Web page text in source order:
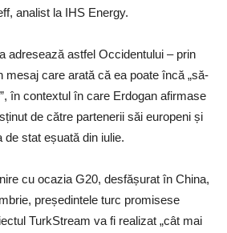
analist la IHS Energy.
adresează astfel Occidentului – prin
mesaj care arată că ea poate încă „să-
în contextul în care Erdogan afirmase
de către partenerii săi europeni și
stat eșuată din iulie.
cu ocazia G20, desfășurat în China,
președintele turc promisese
TurkStream va fi realizat „cât mai